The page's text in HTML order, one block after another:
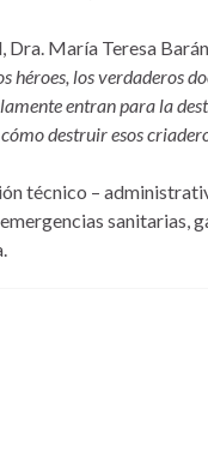
Dra. María Teresa
héroes, los verdaderos
entran para la
destruir esos
técnico –
sanitarias,